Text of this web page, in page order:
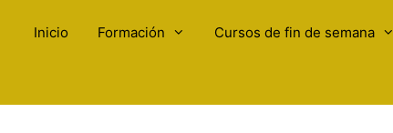
Inicio Formación Cursos de fin de semana